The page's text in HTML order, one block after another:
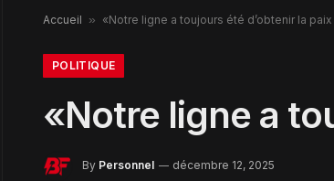
Accueil » «Notre ligne a toujours été d’obtenir la
POLITIQUE
«Notre ligne a
By Personnel décembre 12, 2025